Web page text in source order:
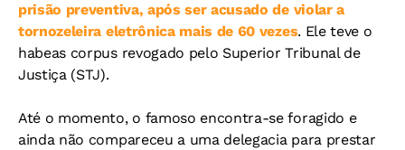
prisão preventiva, após ser acusado de violar a
tornozeleira eletrônica mais de 60 vezes. Ele teve o
habeas corpus revogado pelo Superior Tribunal de
Justiça (STJ).
Até o momento, o famoso encontra-se foragido e
ainda não compareceu a uma delegacia para prestar